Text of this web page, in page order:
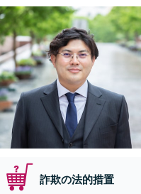
詐欺の法的措置